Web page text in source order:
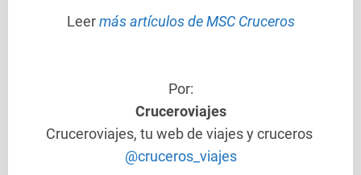
Leermás artículos de MSC Cruceros
Por:
Cruceroviajes
Cruceroviajes, tu web de viajes y cruceros
@cruceros_viajes